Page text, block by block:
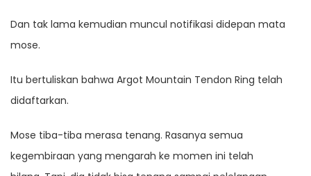
Dan tak lama kemudian muncul notifikasi didepan mata
mose.
Itu bertuliskan bahwa Argot Mountain Tendon Ring telah
didaftarkan.
Mose tiba-tiba merasa tenang. Rasanya semua
kegembiraan yang mengarah ke momen ini telah